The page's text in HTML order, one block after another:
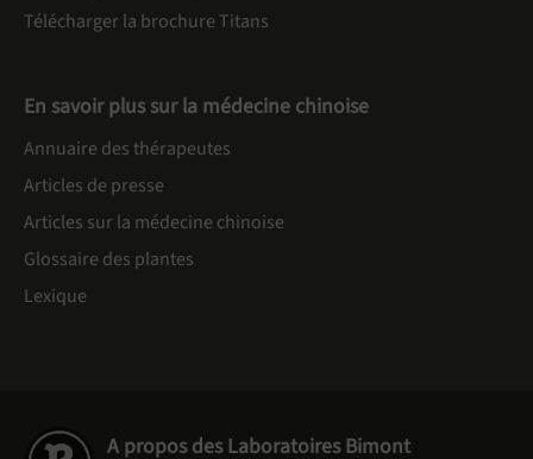
Télécharger la brochure Titans
En savoir plus sur la médecine chinoise
Annuaire des thérapeutes
Articles de presse
Articles sur la médecine chinoise
Glossaire des plantes
Lexique
A propos des Laboratoires Bimont